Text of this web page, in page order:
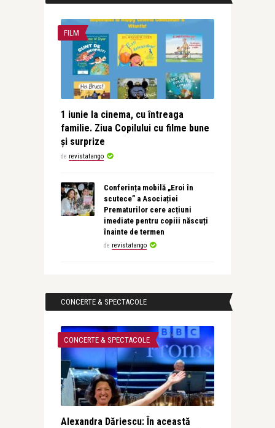
FILM
1 iunie la cinema, cu întreaga
familie. Ziua Copilului cu filme bune
și surprize
de revistatango
Conferința mobilă „Eroi în
scutece” a Asociației
Prematurilor cere acțiuni
imediate pentru copiii născuți
înainte de termen
de revistatango
CONCERTE & SPECTACOLE
CONCERTE & SPECTACOLE
Alexandra Dăriescu: În această